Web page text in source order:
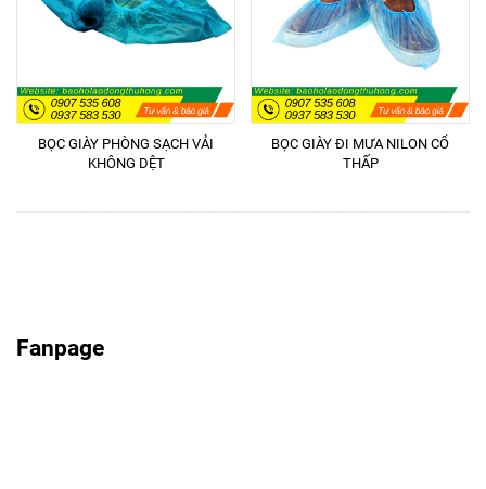
BỌC GIÀY PHÒNG SẠCH VẢI
KHÔNG DỆT
BỌC GIÀY ĐI MƯA NILON CỔ
THẤP
Fanpage